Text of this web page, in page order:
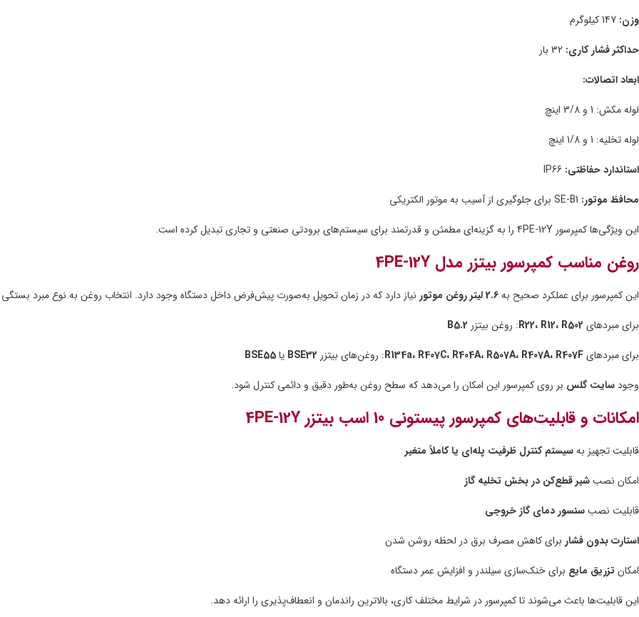
وزن:
حداکثر فشار کاری:
ابعاد اتصالات:
لوله مکش: 1 و 3/8 اینچ
لوله تخلیه: 1 و 1/8 اینچ
استاندارد حفاظتی:
محافظ موتور:
این ویژگی‌ها کمپرسور 4PE-12Y را به گزینه‌ای مطمئن و قدرتمند برای سیستم‌های برودتی صنعتی و تجاری تبدیل کرده است.
روغن مناسب کمپرسور بیتزر مدل 4PE-12Y
این کمپرسور برای عملکرد صحیح به2.6 لیتر روغن موتور
نیاز دارد که در زمان تحویل به‌صورت پیش‌فرض داخل دستگاه وجود دارد. انتخاب روغن به نوع مبرد بستگی
برای مبردهای R22، R12، R502: روغن بیتزر B5.2
برای مبردهایR134a، R407C، R404A، R507A، R407A، R407F: روغن‌های بیتزر BSE32 یاBSE55
وجود سایت گلس بر روی کمپرسور این امکان را می‌دهد که سطح روغن به‌طور دقیق و دائمی کنترل شود.
امکانات و قابلیت‌های کمپرسور پیستونی 10 اسب بیتزر 4PE-12Y
قابلیت تجهیز بهسیستم کنترل ظرفیت پله‌ای یا کاملاً متغیر
امکان نصبشیر قطع‌کن در بخش تخلیه گاز
قابلیت نصبسنسور دمای گاز خروجی
استارت بدون فشار برای کاهش مصرف برق در لحظه روشن شدن
امکان تزریق مایع برای خنک‌سازی سیلندر و افزایش عمر دستگاه
این قابلیت‌ها باعث می‌شوند تا کمپرسور در شرایط مختلف کاری، بالاترین راندمان و انعطاف‌پذیری را ارائه دهد.